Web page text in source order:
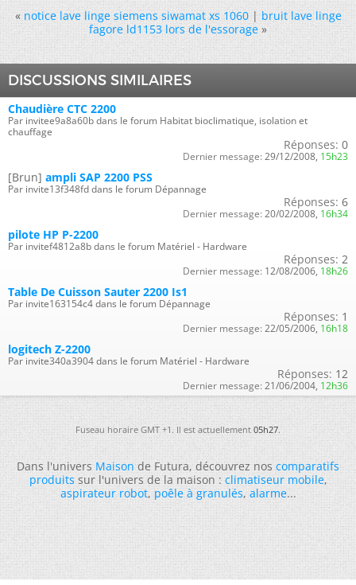
« notice lave linge siemens siwamat xs 1060|bruit lave linge
fagore ld1153 lors de l'essorage »
DISCUSSIONS SIMILAIRES
Chaudière CTC 2200
Par invitee9a8a60b dans le forum Habitat bioclimatique, isolation et
chauffage
Réponses: 0
Dernier message: 29/12/2008, 15h23
[Brun] ampli SAP 2200 PSS
Par invite13f348fd dans le forum Dépannage
Réponses: 6
Dernier message: 20/02/2008, 16h34
pilote HP P-2200
Par invitef4812a8b dans le forum Matériel - Hardware
Réponses: 2
Dernier message: 12/08/2006, 18h26
Table De Cuisson Sauter 2200 Is1
Par invite163154c4 dans le forum Dépannage
Réponses: 1
Dernier message: 22/05/2006, 16h18
logitech Z-2200
Par invite340a3904 dans le forum Matériel - Hardware
Réponses: 12
Dernier message: 21/06/2004, 12h36
Fuseau horaire GMT +1. Il est actuellement05h27.
Dans l'universMaisonde Futura, découvrez noscomparatifs
produitssur l'univers de la maison :climatiseur mobile,
aspirateur robot,poêle à granulés,alarme...